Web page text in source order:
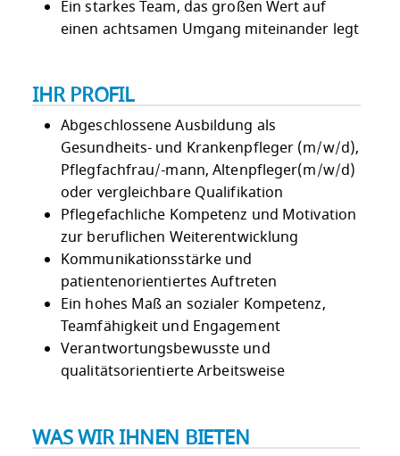
Ein starkes Team, das großen Wert auf
einen achtsamen Umgang miteinander legt
IHR PROFIL
Abgeschlossene Ausbildung als
Gesundheits- und Krankenpfleger (m/w/d),
Pflegfachfrau/-mann, Altenpfleger(m/w/d)
oder vergleichbare Qualifikation
Pflegefachliche Kompetenz und Motivation
zur beruflichen Weiterentwicklung
Kommunikationsstärke und
patientenorientiertes Auftreten
Ein hohes Maß an sozialer Kompetenz,
Teamfähigkeit und Engagement
Verantwortungsbewusste und
qualitätsorientierte Arbeitsweise
WAS WIR IHNEN BIETEN